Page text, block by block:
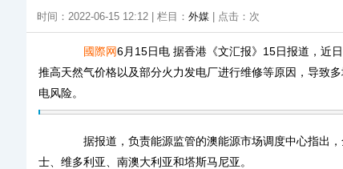
时间：2022-06-15 12:12 | 栏目： 外媒 | 点击： 次
國際网6月15日电 据香港《文汇报》15日报道，近
推高天然气价格以及部分火力发电厂进行维修等原因，导致
电风险。
据报道，负责能源监管的澳能源市场调度中心指出，
士、维多利亚、南澳大利亚和塔斯马尼亚。